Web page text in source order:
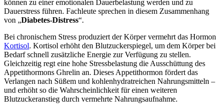
können zu einer emotionalen Dauerbelastung werden und zu
Dauerstress führen. Fachleute sprechen in diesem Zusammenhang
von „Diabetes-Distress“.
Bei chronischem Stress produziert der Körper vermehrt das Hormon
Kortisol. Kortisol erhöht den Blutzuckerspiegel, um dem Körper bei
Bedarf schnell zusätzliche Energie zur Verfügung zu stellen.
Gleichzeitig regt eine hohe Stressbelastung die Ausschüttung des
Appetithormons Ghrelin an. Dieses Appetithormon fördert das
Verlangen nach Süßem und kohlenhydratreichen Nahrungsmitteln –
und erhöht so die Wahrscheinlichkeit für einen weiteren
Blutzuckeranstieg durch vermehrte Nahrungsaufnahme.